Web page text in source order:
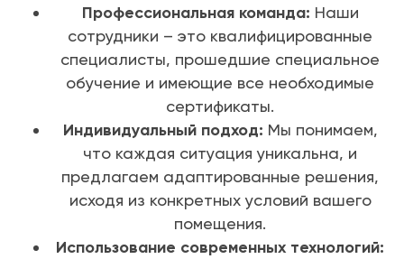
Профессиональная команда: Наши
сотрудники – это квалифицированные
специалисты, прошедшие специальное
обучение и имеющие все необходимые
сертификаты.
Индивидуальный подход: Мы понимаем,
что каждая ситуация уникальна, и
предлагаем адаптированные решения,
исходя из конкретных условий вашего
помещения.
Использование современных технологий: